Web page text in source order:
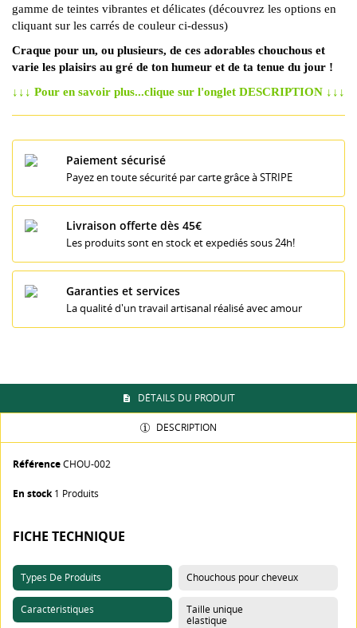
gamme de teintes vibrantes et délicates (découvrez les options en
cliquant sur les carrés de couleur ci-dessus)
Craque pour un, ou plusieurs, de ces adorables chouchous et
varie les plaisirs au gré de ton humeur et de ta tenue du jour !
↓↓↓ Pour en savoir plus...clique sur l'onglet DESCRIPTION ↓↓↓
Paiement sécurisé
Payez en toute sécurité par carte grâce à STRIPE
Livraison offerte dès 45€
Les produits sont en stock et expediés sous 24h!
Garanties et services
La qualité d'un travail artisanal réalisé avec amour
DÉTAILS DU PRODUIT
DESCRIPTION
RéférenceCHOU-002
En stock 1 Produits
FICHE TECHNIQUE
Types De Produits Chouchous pour cheveux
Caractéristiques
Taille unique
élastique
MES LISTES
((TITLE))
((LABEL))
Vous devez être connecté pour ajouter des produits à